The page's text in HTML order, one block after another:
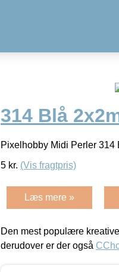
314 Blå
Pixelhobby Midi Perler 314
5 kr. (Vis fragtpris)
Læs mere »
Den mest populære
derudover er der også